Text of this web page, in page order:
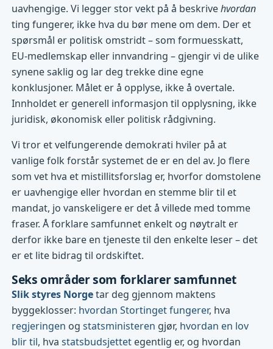
uavhengige. Vi legger stor vekt på å beskrivehvordan
ting fungerer, ikke hva du bør mene om dem. Der et
spørsmål er politisk omstridt – som formuesskatt,
EU-medlemskap eller innvandring – gjengir vi de ulike
synene saklig og lar deg trekke dine egne
konklusjoner. Målet er å opplyse, ikke å overtale.
Innholdet er generell informasjon til opplysning, ikke
juridisk, økonomisk eller politisk rådgivning.
Vi tror et velfungerende demokrati hviler på at
vanlige folk forstår systemet de er en del av. Jo flere
som vet hva et mistillitsforslag er, hvorfor domstolene
er uavhengige eller hvordan en stemme blir til et
mandat, jo vanskeligere er det å villede med tomme
fraser. Å forklare samfunnet enkelt og nøytralt er
derfor ikke bare en tjeneste til den enkelte leser – det
er et lite bidrag til ordskiftet.
Seks områder som forklarer samfunnet
Slik styres Norgetar deg gjennom maktens
byggeklosser: hvordan Stortinget fungerer, hva
regjeringen ogstatsministeren gjør, hvordan en lov
blir til, hvastatsbudsjettet egentlig er, og hvordan